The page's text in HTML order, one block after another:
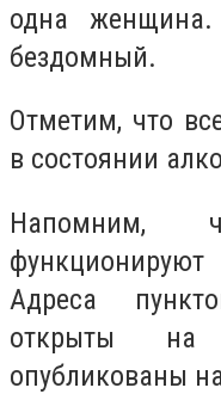
одна
бездомный.
Отметим, что
в состоянии
Напомним,
Адреса
открыты на
опубликованы